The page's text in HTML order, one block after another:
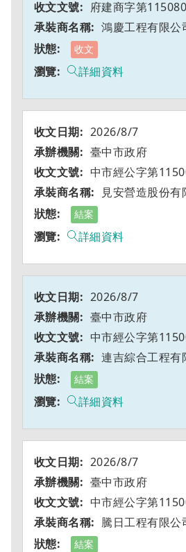
府建商字第
鴻慶工程有限公
收文
詳細資料
2026/8/7
臺中市政府
中市經公字第
見安營造股份有
結案
詳細資料
2026/8/7
臺中市政府
中市經公字第
連吉綜合工程有
結案
詳細資料
2026/8/7
臺中市政府
中市經公字第
騰日工程有限公
結案